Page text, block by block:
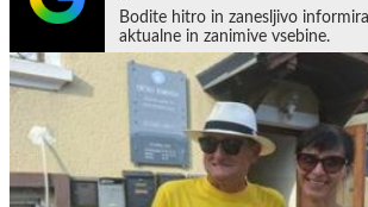
Bodite hitro in zanesljivo
aktualne in zanimive vsebine.